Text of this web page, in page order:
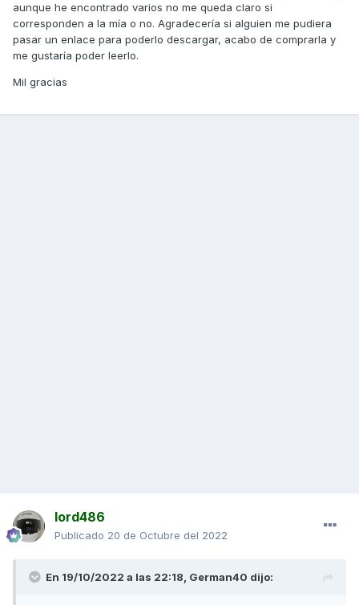
aunque he encontrado varios no me queda claro si
corresponden a la mía o no. Agradecería si alguien me pudiera
pasar un enlace para poderlo descargar, acabo de comprarla y
me gustaría poder leerlo.
Mil gracias
lord486
Publicado 20 de Octubre del 2022
En 19/10/2022 a las 22:18, German40 dijo: